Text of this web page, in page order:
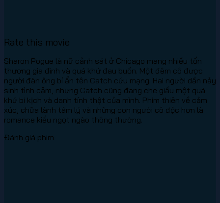
Rate this movie
Sharon Pogue là nữ cảnh sát ở Chicago mang nhiều tổn
thương gia đình và quá khứ đau buồn. Một đêm cô được
người đàn ông bí ẩn tên Catch cứu mạng. Hai người dần nảy
sinh tình cảm, nhưng Catch cũng đang che giấu một quá
khứ bi kịch và danh tính thật của mình. Phim thiên về cảm
xúc, chữa lành tâm lý và những con người cô độc hơn là
romance kiểu ngọt ngào thông thường.
Đánh giá phim